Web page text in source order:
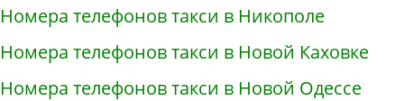
Номера телефонов такси в Никополе
Номера телефонов такси в Новой Каховке
Номера телефонов такси в Новой Одессе